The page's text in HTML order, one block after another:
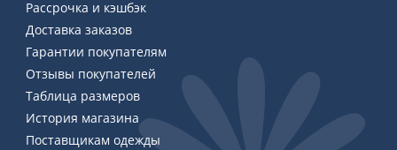
Рассрочка и кэшбэк
Доставка заказов
Гарантии покупателям
Отзывы покупателей
Таблица размеров
История магазина
Поставщикам одежды